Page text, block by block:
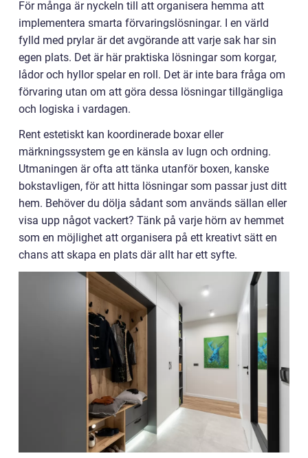
För många är nyckeln till att organisera hemma att
implementera smarta förvaringslösningar. I en värld
fylld med prylar är det avgörande att varje sak har sin
egen plats. Det är här praktiska lösningar som korgar,
lådor och hyllor spelar en roll. Det är inte bara fråga om
förvaring utan om att göra dessa lösningar tillgängliga
och logiska i vardagen.
Rent estetiskt kan koordinerade boxar eller
märkningssystem ge en känsla av lugn och ordning.
Utmaningen är ofta att tänka utanför boxen, kanske
bokstavligen, för att hitta lösningar som passar just ditt
hem. Behöver du dölja sådant som används sällan eller
visa upp något vackert? Tänk på varje hörn av hemmet
som en möjlighet att organisera på ett kreativt sätt en
chans att skapa en plats där allt har ett syfte.